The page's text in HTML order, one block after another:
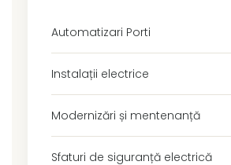
Automatizari Porti
Instalații electrice
Modernizări și mentenanță
Sfaturi de siguranță electrică